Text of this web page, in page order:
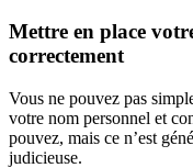
Mettre en place
correctement
Vous ne pouvez pas
votre nom personnel et
pouvez, mais ce n’est
judicieuse.